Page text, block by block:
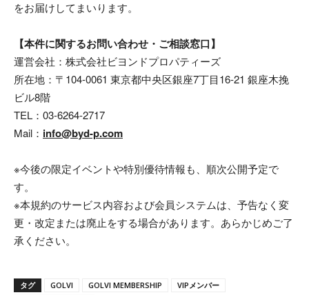
をお届けしてまいります。
【本件に関するお問い合わせ・ご相談窓口】
運営会社：株式会社ビヨンドプロパティーズ
所在地：〒104-0061 東京都中央区銀座7丁目16-21 銀座木挽
ビル8階
TEL：03-6264-2717
Mail： info@byd-p.com
※今後の限定イベントや特別優待情報も、順次公開予定で
す。
※本規約のサービス内容および会員システムは、予告なく変
更・改定または廃止をする場合があります。あらかじめご了
承ください。
タグ GOLVI GOLVI MEMBERSHIP
VIPメンバー